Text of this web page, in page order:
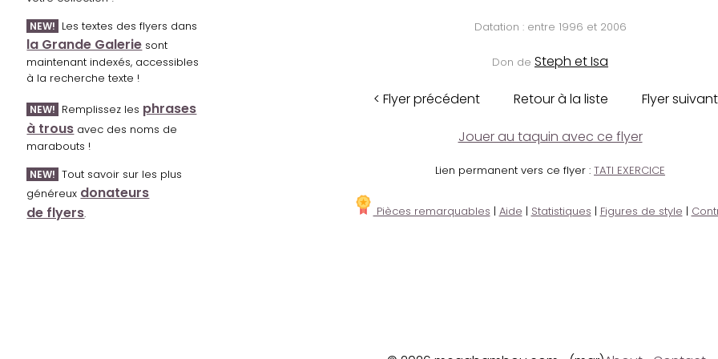
NEW! Les textes des flyers dans
la Grande Galerie sont
maintenant indexés, accessibles
à la recherche texte !
NEW! Remplissez les phrases
à trous avec des noms de
marabouts !
NEW! Tout savoir sur les plus
généreux donateurs
de flyers.
Datation : entre 1996 et 2006
Don de Steph et Isa
< Flyer précédent Retour à la liste Flyer
Jouer au taquin avec ce flyer
Lien permanent vers ce flyer : TATI EXERCICE
Pièces remarquables | Aide | Statistiques | Figures de style |